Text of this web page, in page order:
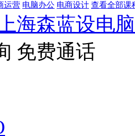
运营 电脑办公 电商设计 查看全部课
上海森蓝设电
免费通话